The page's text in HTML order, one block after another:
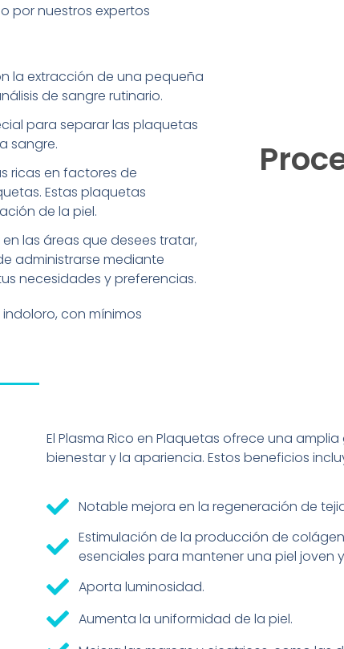
por nuestros expertos
la extracción de una pequeña
de sangre rutinario.
para separar las plaquetas
sangre.
ricas en factores de
Estas plaquetas
de la piel.
las áreas que desees tratar,
administrarse mediante
necesidades y preferencias.
con mínimos
El Plasma Rico en Plaquetas ofrece una
bienestar y la apariencia. Estos beneficios
Notable mejora en la regeneración de
Estimulación de la producción de
esenciales para mantener una piel joven
Aporta luminosidad.
Aumenta la uniformidad de la piel.